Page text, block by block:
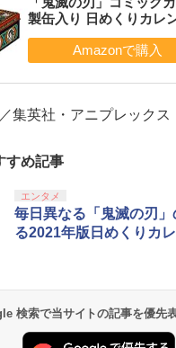
製缶入り 日めくりカレ
集英社・アニプレックス
すめ記事
エンタメ
毎日異なる「鬼滅の刃
る2021年版日めくりカ
検索で当サイトの記事を優先